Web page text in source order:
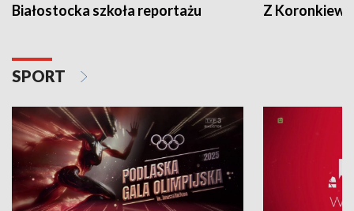
Białostocka szkoła reportażu Z
SPORT